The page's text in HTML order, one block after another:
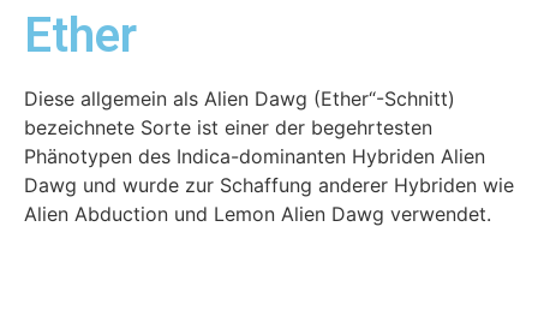
Ether
Diese allgemein als Alien Dawg (Ether“-Schnitt)
bezeichnete Sorte ist einer der begehrtesten
Phänotypen des Indica-dominanten Hybriden Alien
Dawg und wurde zur Schaffung anderer Hybriden wie
Alien Abduction und Lemon Alien Dawg verwendet.